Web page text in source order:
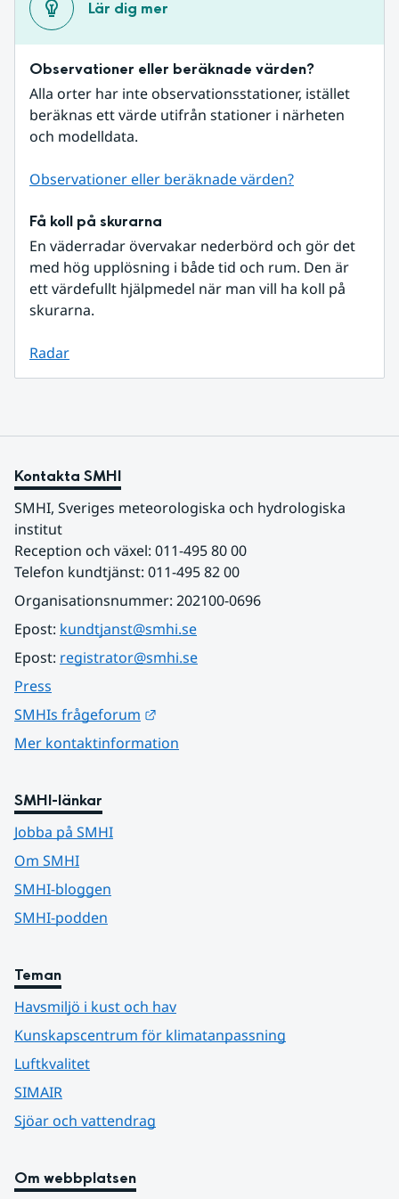
Lär dig mer
Observationer eller beräknade värden?
Alla orter har inte observationsstationer, istället
beräknas ett värde utifrån stationer i närheten
och modelldata.
Observationer eller beräknade värden?
Få koll på skurarna
En väderradar övervakar nederbörd och gör det
med hög upplösning i både tid och rum. Den är
ett värdefullt hjälpmedel när man vill ha koll på
skurarna.
Radar
Kontakta SMHI
SMHI, Sveriges meteorologiska och hydrologiska
institut
Reception och växel: 011-495 80 00
Telefon kundtjänst: 011-495 82 00
Organisationsnummer: 202100-0696
Epost: kundtjanst@smhi.se
Epost: registrator@smhi.se
Press
SMHIs frågeforum
Mer kontaktinformation
SMHI-länkar
Jobba på SMHI
Om SMHI
SMHI-bloggen
SMHI-podden
Teman
Havsmiljö i kust och hav
Kunskapscentrum för klimatanpassning
Luftkvalitet
SIMAIR
Sjöar och vattendrag
Om webbplatsen